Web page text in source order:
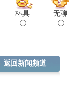
杯具 无聊
返回新闻频道